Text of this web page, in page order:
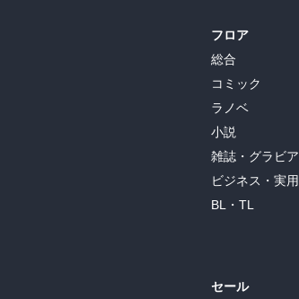
フロア
総合
コミック
ラノベ
小説
雑誌・グラビア
ビジネス・実用
BL・TL
セール